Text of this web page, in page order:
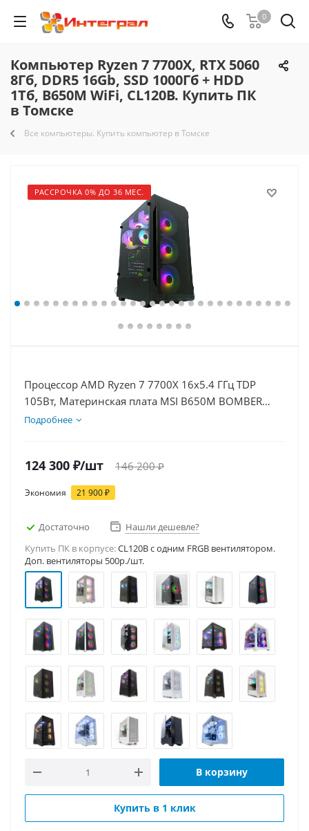
0
Компьютер Ryzen 7 7700X, RTX 5060
8Гб, DDR5 16Gb, SSD 1000Гб + HDD
1Тб, B650M WiFi, CL120B. Купить ПК
в Томске
Все компьютеры. Купить компьютер в Томске
РАССРОЧКА 0% ДО 36 МЕС.
Процессор AMD Ryzen 7 7700X 16x5.4 ГГц TDP
105Вт, Материнская плата MSI B650M BOMBER
WIFI, Видеокарта RTX 5060 8Гб, Память
Подробнее
124 300 ₽/шт 146 200₽
Экономия 21 900₽
Достаточно
Нашли дешевле?
Купить ПК в корпусе:CL120B c одним FRGB вентилятором.
Доп. вентиляторы 500р./шт.
В корзину
Купить в 1 клик